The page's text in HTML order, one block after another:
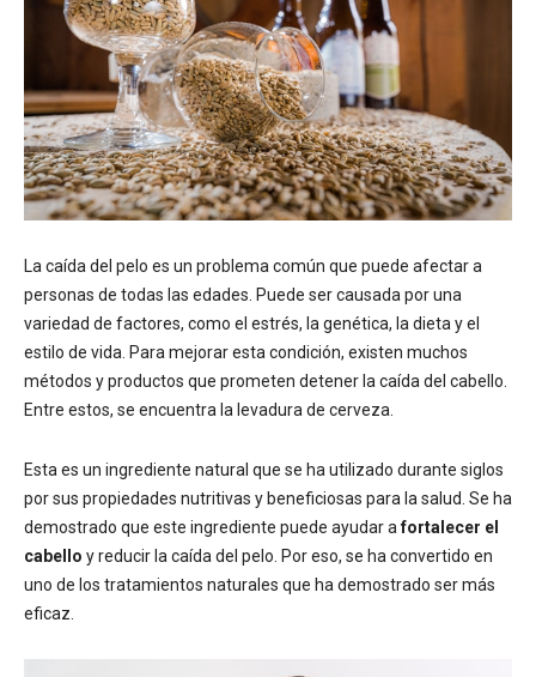
La caída del pelo es un problema común que puede afectar a
personas de todas las edades. Puede ser causada por una
variedad de factores, como el estrés, la genética, la dieta y el
estilo de vida. Para mejorar esta condición, existen muchos
métodos y productos que prometen detener la caída del cabello.
Entre estos, se encuentra la levadura de cerveza.
Esta es un ingrediente natural que se ha utilizado durante siglos
por sus propiedades nutritivas y beneficiosas para la salud. Se ha
demostrado que este ingrediente puede ayudar afortalecer el
cabello y reducir la caída del pelo. Por eso, se ha convertido en
uno de los tratamientos naturales que ha demostrado ser más
eficaz.